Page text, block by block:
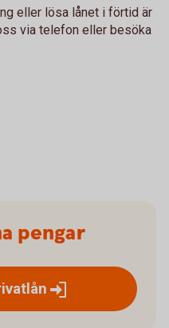
eller lösa lånet i förtid är
via telefon eller besöka
pengar